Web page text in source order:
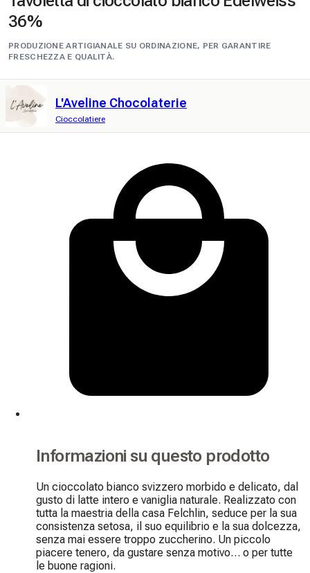
36%
PRODUZIONE ARTIGIANALE SU ORDINAZIONE, PER GARANTIRE
FRESCHEZZA E QUALITÀ.
L'Aveline Chocolaterie
Cioccolatiere
Informazioni su questo prodotto
Un cioccolato bianco svizzero morbido e delicato, dal
gusto di latte intero e vaniglia naturale. Realizzato con
tutta la maestria della casa Felchlin, seduce per la sua
consistenza setosa, il suo equilibrio e la sua dolcezza,
senza mai essere troppo zuccherino. Un piccolo
piacere tenero, da gustare senza motivo… o per tutte
le buone ragioni.